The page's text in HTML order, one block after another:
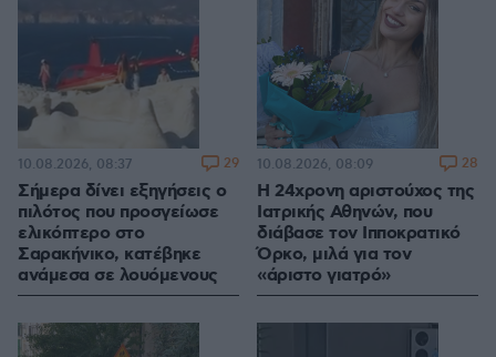
Σήμερα δίνει εξηγήσεις ο
πιλότος που προσγείωσε
ελικόπτερο στο
Σαρακήνικο, κατέβηκε
ανάμεσα σε λουόμενους
10.08.2026, 08:37 29
Η 24χρονη αριστούχος της
Ιατρικής Αθηνών, που
διάβασε τον Ιπποκρατικό
Όρκο, μιλά για τον
«άριστο γιατρό»
10.08.2026, 08:09 28